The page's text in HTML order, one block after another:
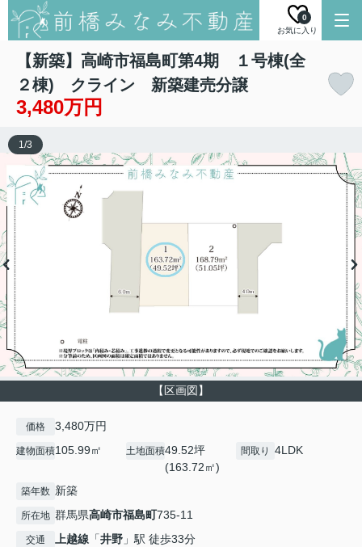
お気に入り
0
【新築】高崎市福島町第4期 １号棟(全
２棟) クライン 新築建売分譲
3,480万円
【区画図】
1/3
価格 3,480万円
建物面積105.99㎡ 土地面積49.52坪
(163.72㎡)
間取り 4LDK
築年数 新築
所在地 群馬県高崎市福島町735-11
交通 上越線 「井野 」駅 徒歩33分